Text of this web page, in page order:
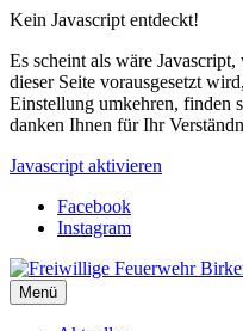
Kein Javascript entdeckt!
Es scheint als wäre
dieser Seite vorausgesetzt
Einstellung umkehren, finden
danken Ihnen für Ihr
Javascript aktivieren
Facebook
Instagram
Menü